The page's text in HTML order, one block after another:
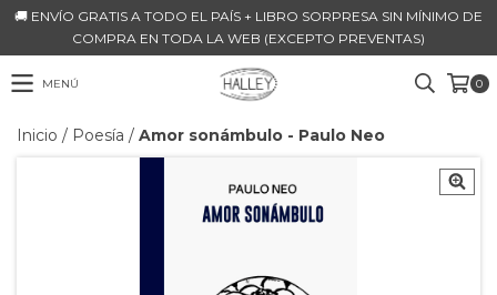
🚚 ENVÍO GRATIS A TODO EL PAÍS + LIBRO SORPRESA SIN MÍNIMO DE
COMPRA EN TODA LA WEB (EXCEPTO PREVENTAS)
MENÚ 0
Inicio / Poesía / Amor sonámbulo - Paulo Neo